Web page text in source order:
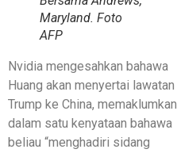
Maryland. Foto
AFP
Nvidia mengesahkan bahawa
Huang akan menyertai lawatan
Trump ke China, memaklumkan
dalam satu kenyataan bahawa
beliau “menghadiri sidang